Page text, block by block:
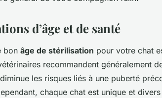
d’âge et de santé
bon âge de stérilisation pour votre chat
recommandent généralement
les risques liés à une puberté
chaque chat est unique et